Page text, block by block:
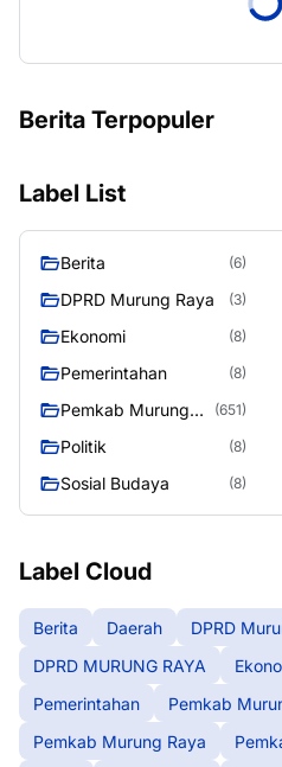
Berita Terpopuler
Label List
Berita (6)
DPRD Murung Raya (3)
Ekonomi (8)
Pemerintahan (8)
Pemkab Murung
(651)
Politik (8)
Sosial Budaya (8)
Label Cloud
Berita Daerah
DPRD
DPRD MURUNG RAYA
Pemerintahan
Pemkab
Pemkab Murung Raya